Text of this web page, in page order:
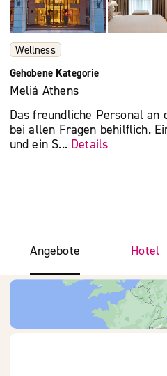
Wellness
Gehobene Kategorie
Meliá Athens
Das freundliche Personal an
bei allen Fragen behilflich.
und ein S... Details
Angebote Hotel